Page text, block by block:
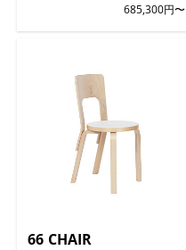
685,300円〜
66 CHAIR